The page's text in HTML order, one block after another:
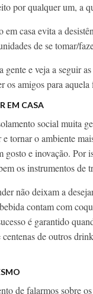
por qualquer um, a
em casa evita a
de se tomar/
gente e veja a seguir
os amigos para
EM CASA
social muita
e tornar o ambiente
gosto e inovação. Por
os instrumentos de
não deixam a
contam com
é garantido
de outros
de falarmos sobre